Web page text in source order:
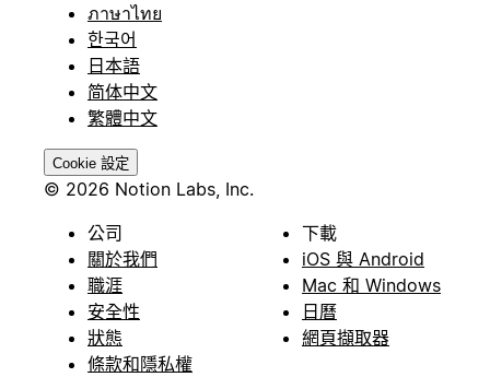
ภาษาไทย
한국어
日本語
简体中文
繁體中文
Cookie 設定
© 2026 Notion Labs, Inc.
公司
關於我們
職涯
安全性
狀態
條款和隱私權
下載
iOS 與 Android
Mac 和 Windows
日曆
網頁擷取器